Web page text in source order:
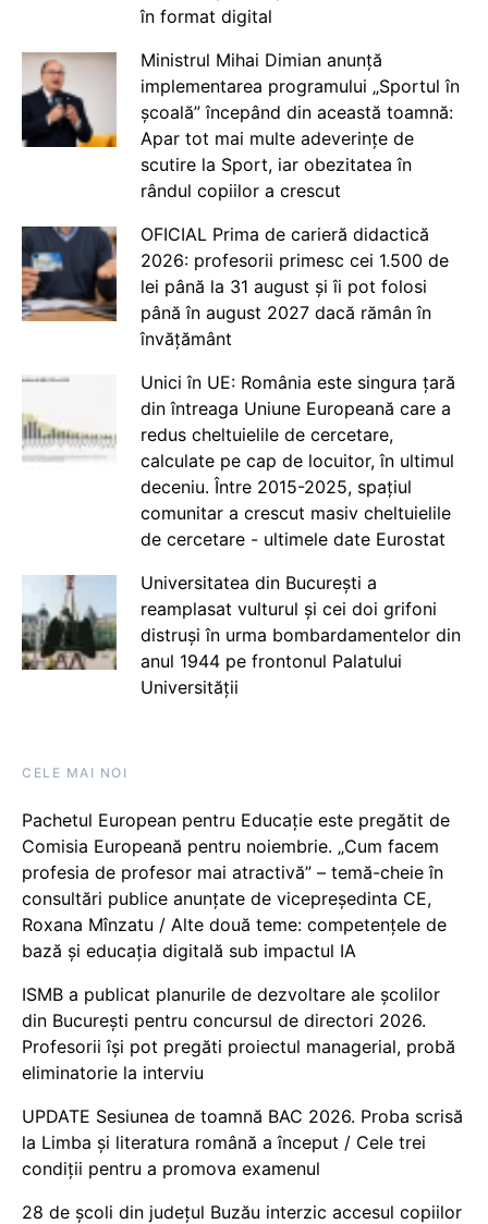
în format digital
Ministrul Mihai Dimian anunță
implementarea programului „Sportul în
școală” începând din această toamnă:
Apar tot mai multe adeverințe de
scutire la Sport, iar obezitatea în
rândul copiilor a crescut
OFICIAL Prima de carieră didactică
2026: profesorii primesc cei 1.500 de
lei până la 31 august și îi pot folosi
până în august 2027 dacă rămân în
învățământ
Unici în UE: România este singura țară
din întreaga Uniune Europeană care a
redus cheltuielile de cercetare,
calculate pe cap de locuitor, în ultimul
deceniu. Între 2015-2025, spațiul
comunitar a crescut masiv cheltuielile
de cercetare - ultimele date Eurostat
Universitatea din București a
reamplasat vulturul și cei doi grifoni
distruși în urma bombardamentelor din
anul 1944 pe frontonul Palatului
Universității
CELE MAI NOI
Pachetul European pentru Educație este pregătit de
Comisia Europeană pentru noiembrie. „Cum facem
profesia de profesor mai atractivă” – temă-cheie în
consultări publice anunțate de vicepreședinta CE,
Roxana Mînzatu / Alte două teme: competențele de
bază și educația digitală sub impactul IA
ISMB a publicat planurile de dezvoltare ale școlilor
din București pentru concursul de directori 2026.
Profesorii își pot pregăti proiectul managerial, probă
eliminatorie la interviu
UPDATE Sesiunea de toamnă BAC 2026. Proba scrisă
la Limba și literatura română a început / Cele trei
condiții pentru a promova examenul
28 de școli din județul Buzău interzic accesul copiilor